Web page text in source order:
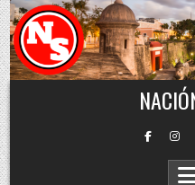
Skip to content